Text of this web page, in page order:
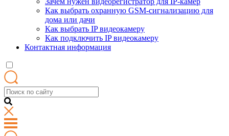
Как выбрать охранную GSM-сигнализацию для
дома или дачи
Как выбрать IP видеокамеру
Как подключить IP видеокамеру
Контактная информация